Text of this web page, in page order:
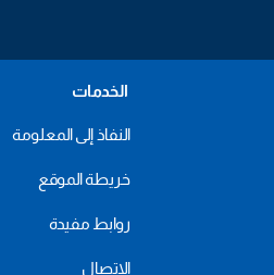
الخدمات
النفاذ إلى المعلومة
خريطة الموقع
روابط مفيدة
الاتصال